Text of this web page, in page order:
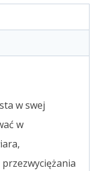
w swej
w